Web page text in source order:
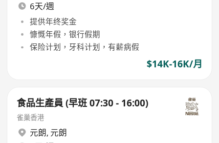
6天/週
提供年终奖金
慷慨年假，银行假期
保险计划，牙科计划，有薪病假
$14K-16K/月
食品生產員 (早班 07:30 - 16:00)
雀巢香港
元朗, 元朗